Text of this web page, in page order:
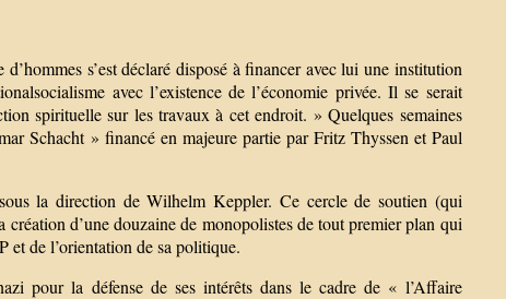
s’est déclaré disposé à financer avec lui une institution
avec l’existence de l’économie privée. Il se serait
spirituelle sur les travaux à cet endroit. » Quelques semaines
Schacht » financé en majeure partie par Fritz Thyssen et Paul
la direction de Wilhelm Keppler. Ce cercle de soutien (qui
d’une douzaine de monopolistes de tout premier plan qui
et de l’orientation de sa politique.
pour la défense de ses intérêts dans le cadre de « l’Affaire